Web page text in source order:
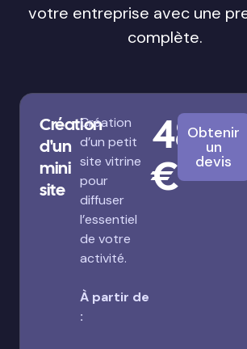
votre entreprise avec une
complète.
Création
d'un
mini
site
Création
d’un petit
site vitrine
pour
diffuser
l’essentiel
de votre
activité.
À partir de
:
480
€
Obtenir
un
devis